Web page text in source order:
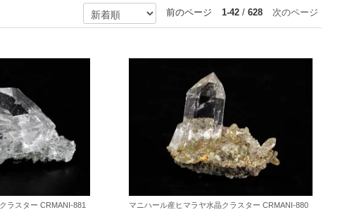
前のページ 1-42/628 次のページ
ラスター CRMANI-881 マニハール産ヒマラヤ水晶クラスター CRMANI-880